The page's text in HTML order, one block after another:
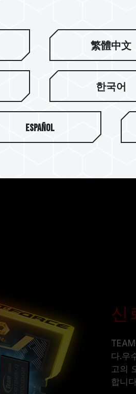
의 외관은 통합된 기하학
합인 새로운 입체 예술 스
다. 표면의 엠보싱 라인은
냉각을 효과적으로 향상
신
다.우
고의
합니
繁體中文
한국어
Español